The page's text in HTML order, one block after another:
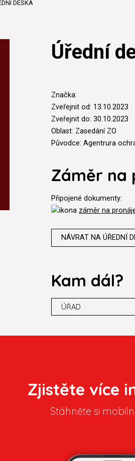
DESKA
Úřední
Značka:
Zveřejnit od: 13.10.2023
Zveřejnit do: 30.10.2023
Oblast: Zasedání ZO
Původce: Agentrura
Záměr na
Připojené dokumenty:
záměr na
NÁVRAT NA ÚŘEDNÍ
Kam dál?
ÚŘAD
Zjistěte více
Stáhněte si